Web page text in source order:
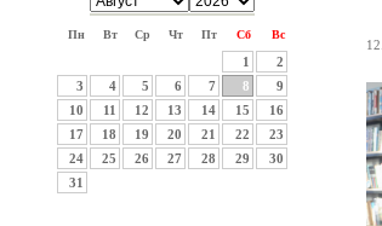
Пн Вт Ср Чт Пт Сб Вс
1
2
3
4 5 6 7 8
9
10
11 12 13 14 15
16
17
18 19 20 21 22
23
24
25 26 27 28 29
30
31